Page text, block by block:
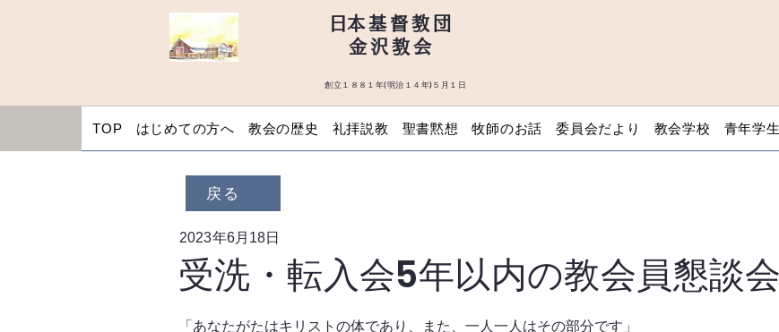
​日本基督教団
金沢教会
創立１８８１年(明治１４年)５月１日
TOP はじめての方へ 教会の歴史 礼拝説教 聖書黙想 牧師のお話 委員会だより 教会学校 青年学
受洗・転入会5年以内の教会員懇談会
2023年6月18日
戻る
「あなたがたはキリストの体であり、また、一人一人はその部分です」